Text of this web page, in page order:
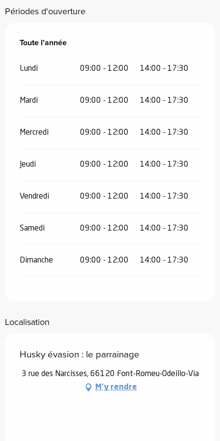
Périodes d'ouverture
Toute l'année
Toute l'année
Lundi 09:00 - 12:00 14:00 - 17:30
Mardi 09:00 - 12:00 14:00 - 17:30
Mercredi 09:00 - 12:00 14:00 - 17:30
Jeudi 09:00 - 12:00 14:00 - 17:30
Vendredi 09:00 - 12:00 14:00 - 17:30
Samedi 09:00 - 12:00 14:00 - 17:30
Dimanche 09:00 - 12:00 14:00 - 17:30
Localisation
Husky évasion : le parrainage
3 rue des Narcisses, 66120 Font-Romeu-Odeillo-Via
M'y rendre